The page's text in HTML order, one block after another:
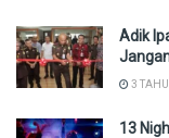
Adik
3
13